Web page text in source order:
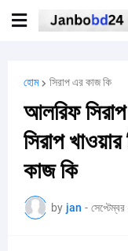
হোম সিরাপ এর কাজ কি
আলরিফ
সিরাপ
কাজ কি
by jan -